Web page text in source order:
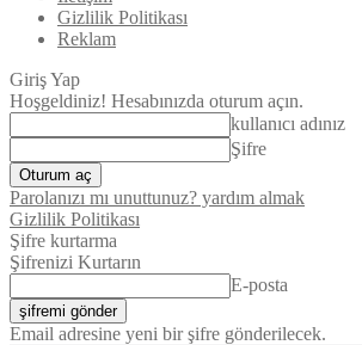
Gizlilik Politikası
Reklam
Giriş Yap
Hoşgeldiniz! Hesabınızda oturum açın.
kullanıcı adınız
Şifre
Parolanızı mı unuttunuz? yardım almak
Gizlilik Politikası
Şifre kurtarma
Şifrenizi Kurtarın
E-posta
Email adresine yeni bir şifre gönderilecek.